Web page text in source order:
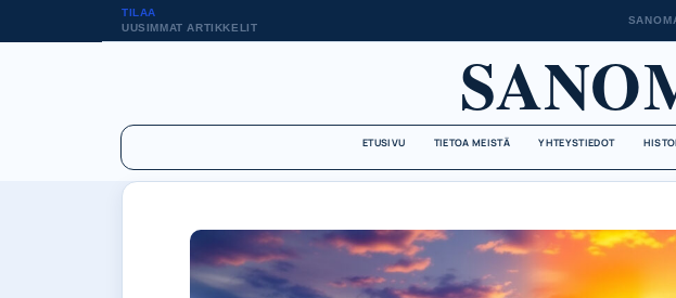
TILAA
UUSIMMAT ARTIKKELIT
ETUSIVU TIETOA MEISTÄ YHTEYSTIEDOT